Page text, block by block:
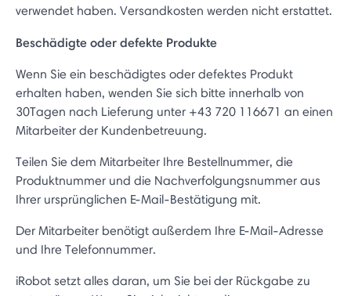
verwendet haben. Versandkosten werden nicht erstattet.
Beschädigte oder defekte Produkte
Wenn Sie ein beschädigtes oder defektes Produkt
erhalten haben, wenden Sie sich bitte innerhalb von
30Tagen nach Lieferung unter +43 720 116671 an einen
Mitarbeiter der Kundenbetreuung.
Teilen Sie dem Mitarbeiter Ihre Bestellnummer, die
Produktnummer und die Nachverfolgungsnummer aus
Ihrer ursprünglichen E-Mail-Bestätigung mit.
Der Mitarbeiter benötigt außerdem Ihre E-Mail-Adresse
und Ihre Telefonnummer.
iRobot setzt alles daran, um Sie bei der Rückgabe zu